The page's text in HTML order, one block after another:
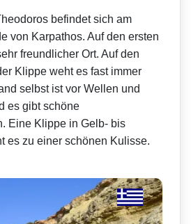
befindet sich am
von Karpathos. Auf den ersten
freundlicher Ort. Auf den
Klippe weht es fast immer
selbst ist vor Wellen und
es gibt schöne
Eine Klippe in Gelb- bis
es zu einer schönen Kulisse.